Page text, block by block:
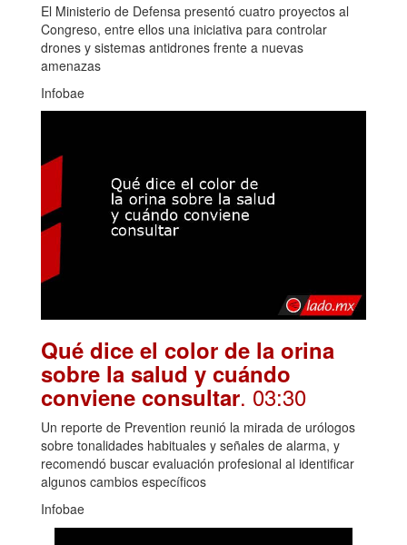
El Ministerio de Defensa presentó cuatro proyectos al
Congreso, entre ellos una iniciativa para controlar
drones y sistemas antidrones frente a nuevas
amenazas
Infobae
Qué dice el color de la orina
sobre la salud y cuándo
conviene consultar. 03:30
Un reporte de Prevention reunió la mirada de urólogos
sobre tonalidades habituales y señales de alarma, y
recomendó buscar evaluación profesional al identificar
algunos cambios específicos
Infobae